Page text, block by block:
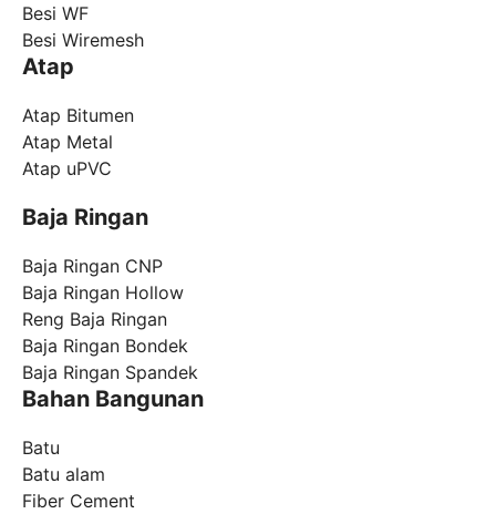
Besi WF
Besi Wiremesh
Atap
Atap Bitumen
Atap Metal
Atap uPVC
Baja Ringan
Baja Ringan CNP
Baja Ringan Hollow
Reng Baja Ringan
Baja Ringan Bondek
Baja Ringan Spandek
Bahan Bangunan
Batu
Batu alam
Fiber Cement